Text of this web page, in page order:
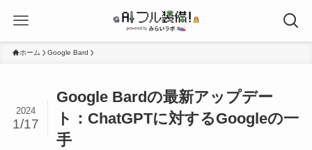
ホーム Google Bard
Google Bardの最新アップデー
ト：ChatGPTに対するGoogleの一
手
2024
1/17